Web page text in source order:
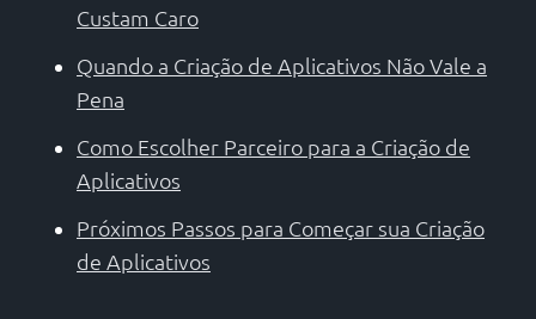
Custam Caro
Quando a Criação de Aplicativos Não Vale a
Pena
Como Escolher Parceiro para a Criação de
Aplicativos
Próximos Passos para Começar sua Criação
de Aplicativos